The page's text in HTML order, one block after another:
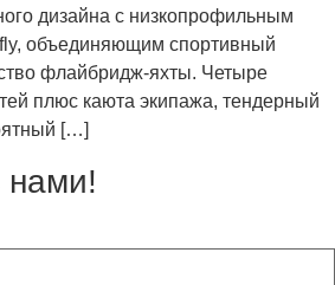
дизайна с низкопрофильным
объединяющим спортивный
флайбридж-яхты. Четыре
плюс каюта экипажа, тендерный
[…]
нами!